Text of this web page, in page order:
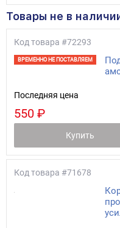
Товары не в
Код товара #72293
ВРЕМЕННО НЕ ПОСТАВЛЯЕМ
Последняя цена
550 ₽
Купить
Код товара #71678